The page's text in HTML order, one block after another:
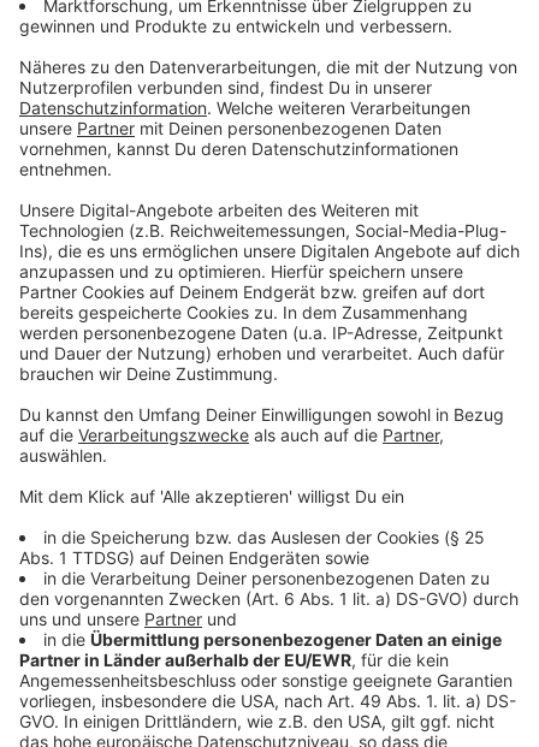
wissenschaftlich aufzuarbeiten. Es geht um
sexualisierte Gewalt an Minderjährigen und schutz- und
hilfebedürftigen Erwachsenen im Bistum seit 1945.
Der geschichtswissenschaftliche Ansatz hat zum Ziel,
Gewalt sowohl aus Sicht der Opfer als auch aus Täter-
Sicht darzustellen. Dabei geht es auch darum,
typische Muster sexualisierter Gewalt im kirchlichen
Raum und des Umgangs damit aufzudecken.
Anzeige
Missbrauchs-Opfer von Anfang an mit
Allen Beteiligten geht es nicht nur darum, die Taten
und mögliche Pflichtverletzungen der Bistumsleitung
im Umgang mit den Tätern aufzudecken. Ziel sei ein
wissenschaftlicher Beitrag zur Aufarbeitung, ein viel
genaueres Bild, das den Schicksalen der Opfer
gerecht wird und ihr Leid anerkennt.